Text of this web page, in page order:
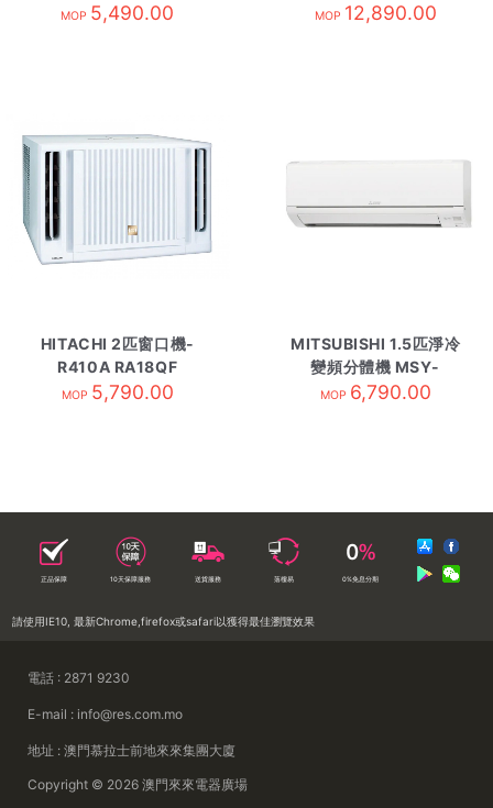
內-R32
MOP 5,490.00
22N3KV-HK-內
MOP 12,890.00
HITACHI 2匹窗口機-
R410A RA18QF
MOP 5,790.00
MITSUBISHI 1.5匹淨冷
變頻分體機 MSY-
GS12VF 內-R32
MOP 6,790.00
正品保障 10天保障服務 送貨服務 落樓易 0%免息分期
請使用IE10, 最新Chrome,firefox或safari以獲得最佳瀏覽效果
電話 : 2871 9230
E-mail : info@res.com.mo
地址 : 澳門慕拉士前地來來集團大廈
Copyright © 2026 澳門來來電器廣場